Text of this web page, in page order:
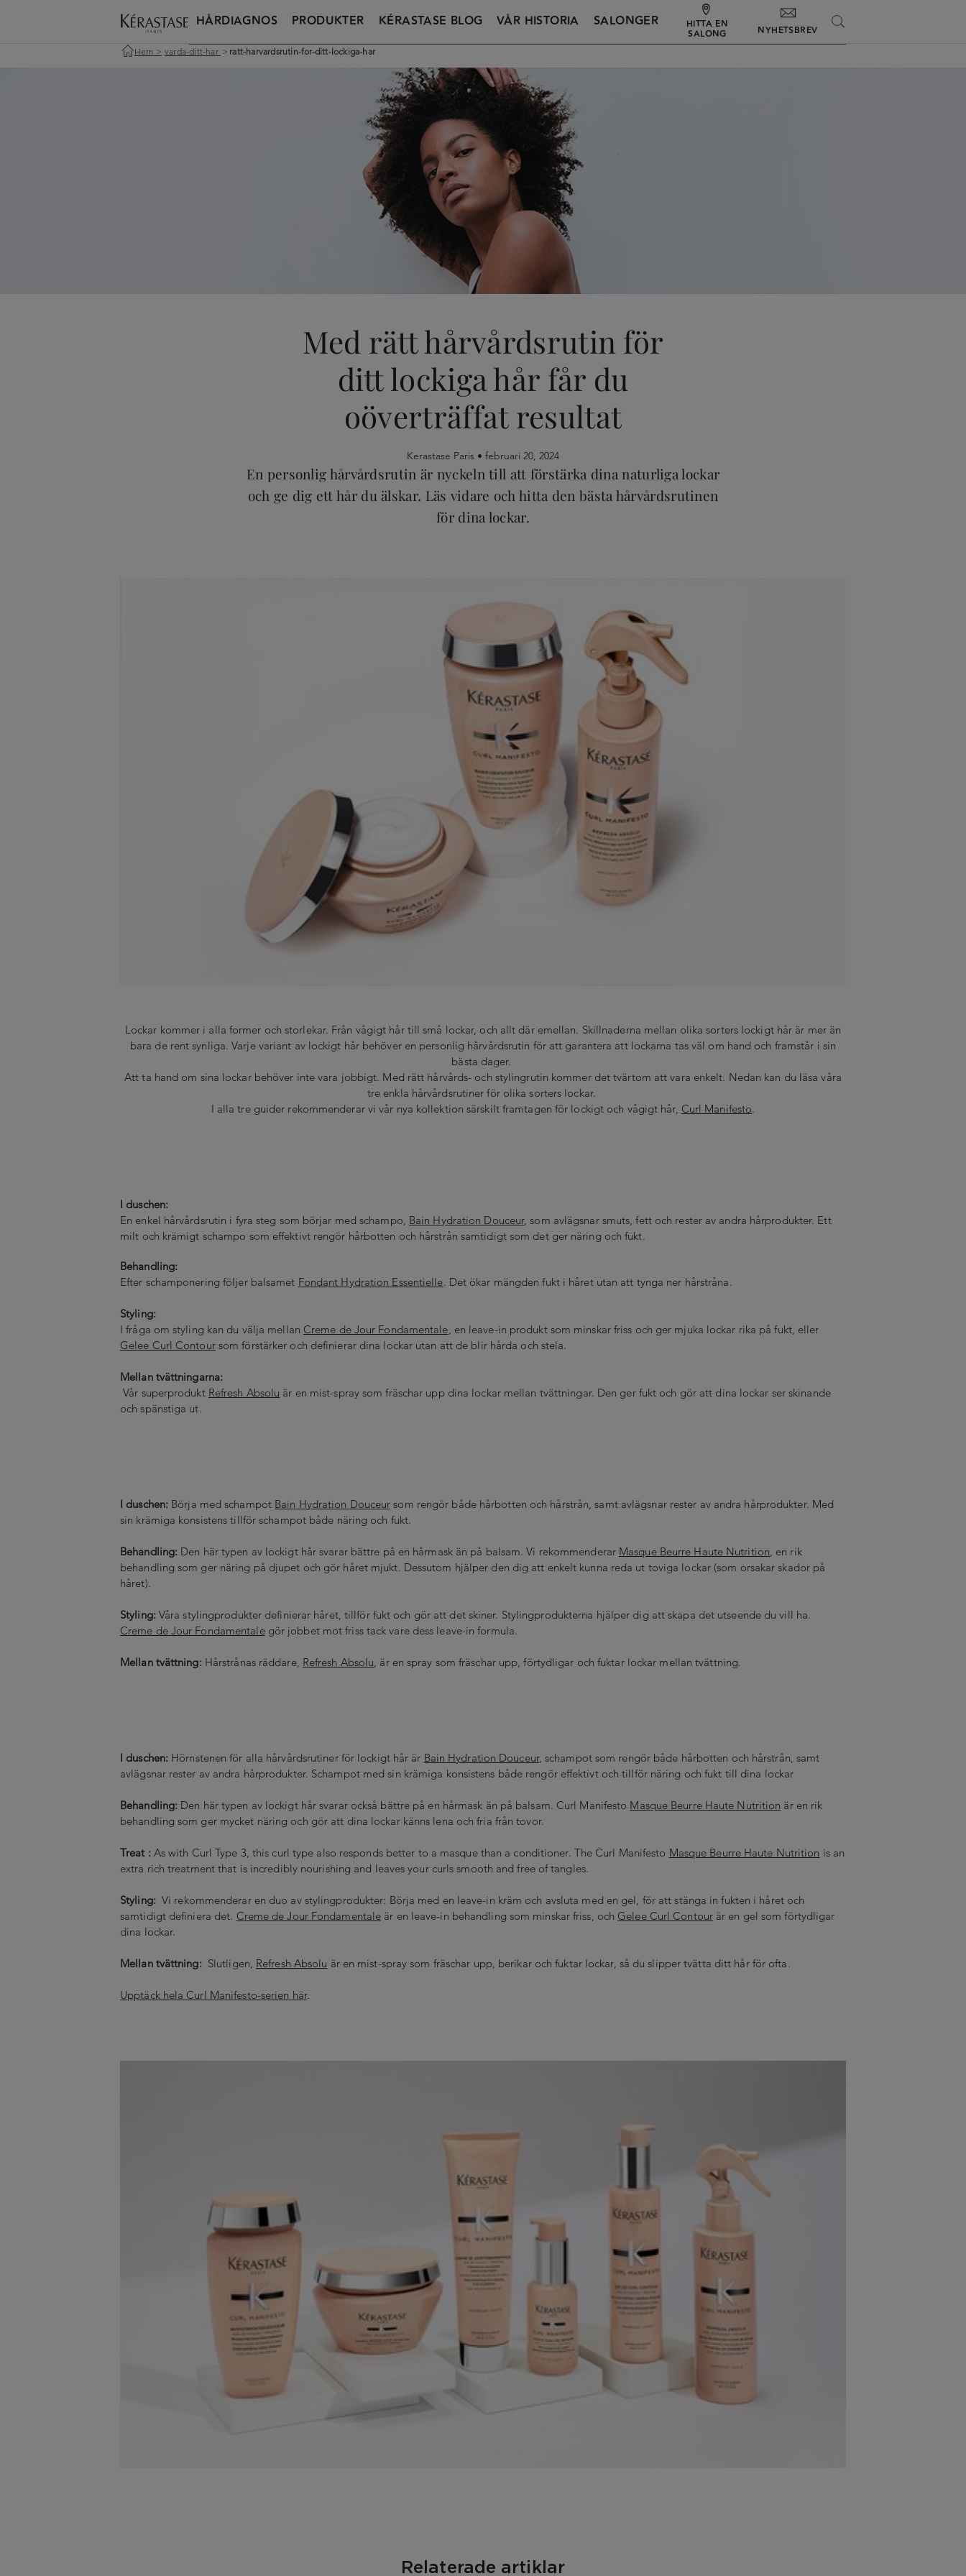
HÅRDIAGNOS PRODUKTER KÉRASTASE BLOG VÅR HISTORIA SALONGER HITTA EN
SALONG NYHETSBREV
SEARCH
Hem > varda-ditt-har > ratt-harvardsrutin-for-ditt-lockiga-har
Med rätt hårvårdsrutin för
ditt lockiga hår får du
oöverträffat resultat
Kerastase Paris • februari 20, 2024
En personlig hårvårdsrutin är nyckeln till att förstärka dina naturliga lockar
och ge dig ett hår du älskar. Läs vidare och hitta den bästa hårvårdsrutinen
för dina lockar.
Lockar kommer i alla former och storlekar. Från vågigt hår till små lockar, och allt där emellan. Skillnaderna mellan olika sorters lockigt hår är mer än
bara de rent synliga. Varje variant av lockigt hår behöver en personlig hårvårdsrutin för att garantera att lockarna tas väl om hand och framstår i sin
bästa dager.
Att ta hand om sina lockar behöver inte vara jobbigt. Med rätt hårvårds- och stylingrutin kommer det tvärtom att vara enkelt. Nedan kan du läsa våra
tre enkla hårvårdsrutiner för olika sorters lockar.
I alla tre guider rekommenderar vi vår nya kollektion särskilt framtagen för lockigt och vågigt hår, Curl Manifesto
I duschen:
En enkel hårvårdsrutin i fyra steg som börjar med schampo, Bain Hydration Douceur, som avlägsnar smuts, fett och rester av andra hårprodukter. Ett
milt och krämigt schampo som effektivt rengör hårbotten och hårstrån samtidigt som det ger näring och fukt.
Behandling:
Efter schamponering följer balsamet Fondant Hydration Essentielle . Det ökar mängden fukt i håret utan att tynga ner hårstråna.
Styling:
I fråga om styling kan du välja mellan Creme de Jour Fondamentale , en leave-in produkt som minskar friss och ger mjuka lockar rika på fukt, eller
Gelee Curl Contoursom förstärker och definierar dina lockar utan att de blir hårda och stela.
Mellan tvättningarna:
Vår superprodukt Refresh Absolu är en mist-spray som fräschar upp dina lockar mellan tvättningar. Den ger fukt och gör att dina lockar ser skinande
och spänstiga ut.
I duschen: Börja med schampot Bain Hydration Douceur som rengör både hårbotten och hårstrån, samt avlägsnar rester av andra hårprodukter. Med
sin krämiga konsistens tillför schampot både näring och fukt.
Behandling: Den här typen av lockigt hår svarar bättre på en hårmask än på balsam. Vi rekommenderar Masque Beurre Haute Nutrition , en rik
behandling som ger näring på djupet och gör håret mjukt. Dessutom hjälper den dig att enkelt kunna reda ut toviga lockar (som orsakar skador på
håret).
Styling: Våra stylingprodukter definierar håret, tillför fukt och gör att det skiner. Stylingprodukterna hjälper dig att skapa det utseende du vill ha.
Creme de Jour Fondamentalegör jobbet mot friss tack vare dess leave-in formula.
Mellan tvättning:Hårstrånas räddare, Refresh Absolu , är en spray som fräschar upp, förtydligar och fuktar lockar mellan tvättning.
I duschen: Hörnstenen för alla hårvårdsrutiner för lockigt hår är Bain Hydration Douceur, schampot som rengör både hårbotten och hårstrån, samt
avlägsnar rester av andra hårprodukter. Schampot med sin krämiga konsistens både rengör effektivt och tillför näring och fukt till dina lockar
Behandling: Den här typen av lockigt hår svarar också bättre på en hårmask än på balsam. Curl Manifesto Masque Beurre Haute Nutrition är en rik
behandling som ger mycket näring och gör att dina lockar känns lena och fria från tovor.
Treat :As with Curl Type 3, this curl type also responds better to a masque than a conditioner. The Curl Manifesto Masque Beurre Haute Nutrition is an
extra rich treatment that is incredibly nourishing and leaves your curls smooth and free of tangles.
Styling: Vi rekommenderar en duo av stylingprodukter: Börja med en leave-in kräm och avsluta med en gel, för att stänga in fukten i håret och
samtidigt definiera det. Creme de Jour Fondamentale är en leave-in behandling som minskar friss, ochGelee Curl Contourär en gel som förtydligar
dina lockar.
Mellan tvättning: Slutligen, Refresh Absolu är en mist-spray som fräschar upp, berikar och fuktar lockar, så du slipper tvätta ditt hår för ofta.
Upptäck hela Curl Manifesto-serien här.
Relaterade artiklar